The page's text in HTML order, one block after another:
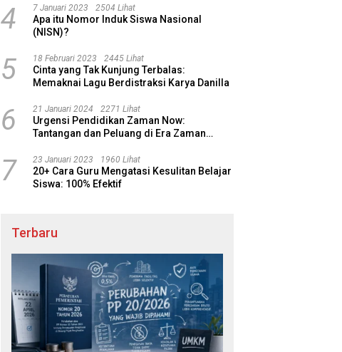
4 7 Januari 2023 2504 Lihat
Apa itu Nomor Induk Siswa Nasional
(NISN)?
5 18 Februari 2023 2445 Lihat
Cinta yang Tak Kunjung Terbalas:
Memaknai Lagu Berdistraksi Karya Danilla
6 21 Januari 2024 2271 Lihat
Urgensi Pendidikan Zaman Now:
Tantangan dan Peluang di Era Zaman
7 23 Januari 2023 1960 Lihat
20+ Cara Guru Mengatasi Kesulitan Belajar
Siswa: 100% Efektif
Terbaru